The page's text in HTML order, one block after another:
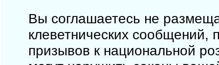
Вы соглашаетесь не
клеветнических сообщений,
призывов к национальной